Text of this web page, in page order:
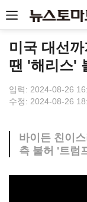
미국 대선
땐 '해리스'
입력: 2024-08-26
수정: 2024-08-26
바이든 친이
측 불허 '트럼